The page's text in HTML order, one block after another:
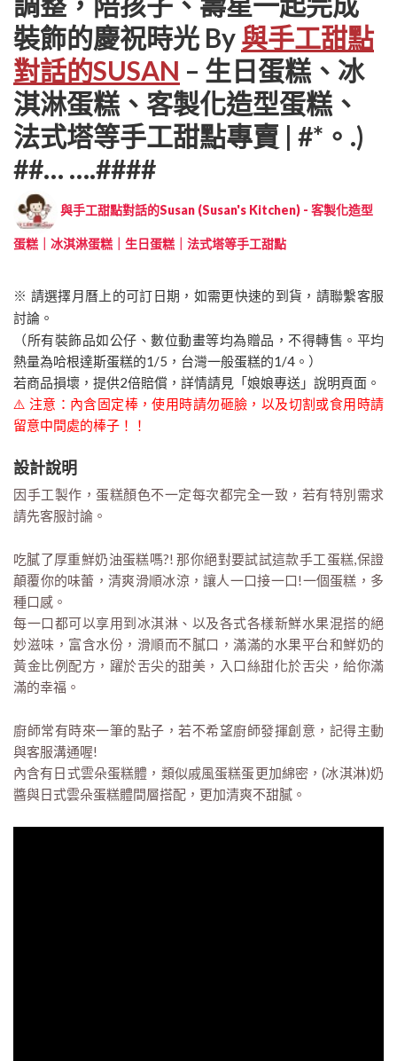
裝飾的慶祝時光 By與手工甜點
對話的SUSAN – 生日蛋糕、冰
淇淋蛋糕、客製化造型蛋糕、
法式塔等手工甜點專賣 | #*。.)
##… ….####
與手工甜點對話的Susan (Susan's Kitchen) - 客製化造型
蛋糕｜冰淇淋蛋糕｜生日蛋糕｜法式塔等手工甜點
※ 請選擇月曆上的可訂日期，如需更快速的到貨，請聯繫客服
討論。
（所有裝飾品如公仔、數位動畫等均為贈品，不得轉售。平均
熱量為哈根達斯蛋糕的1/5，台灣一般蛋糕的1/4。）
若商品損壞，提供2倍賠償，詳情請見「娘娘專送」說明頁面。
⚠️ 注意：內含固定棒，使用時請勿砸臉，以及切割或食用時請
留意中間處的棒子！！
設計說明
因手工製作，蛋糕顏色不一定每次都完全一致，若有特別需求
請先客服討論。
吃膩了厚重鮮奶油蛋糕嗎?! 那你絕對要試試這款手工蛋糕,保證
顛覆你的味蕾，清爽滑順冰涼，讓人一口接一口!一個蛋糕，多
種口感。
每一口都可以享用到冰淇淋、以及各式各樣新鮮水果混搭的絕
妙滋味，富含水份，滑順而不膩口，滿滿的水果平台和鮮奶的
黃金比例配方，躍於舌尖的甜美，入口絲甜化於舌尖，給你滿
滿的幸福。
廚師常有時來一筆的點子，若不希望廚師發揮創意，記得主動
與客服溝通喔!
內含有日式雲朵蛋糕體，類似戚風蛋糕蛋更加綿密，(冰淇淋)奶
醬與日式雲朵蛋糕體間層搭配，更加清爽不甜膩。